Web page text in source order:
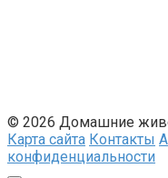
© 2026 Домашние
Карта сайта Контакты
конфиденциальности